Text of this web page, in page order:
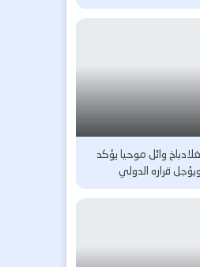
وائل موحيا يؤكد
قراره الدولي